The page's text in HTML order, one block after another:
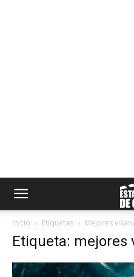
Inicio Etiquetas Mejores
Etiqueta: mejores